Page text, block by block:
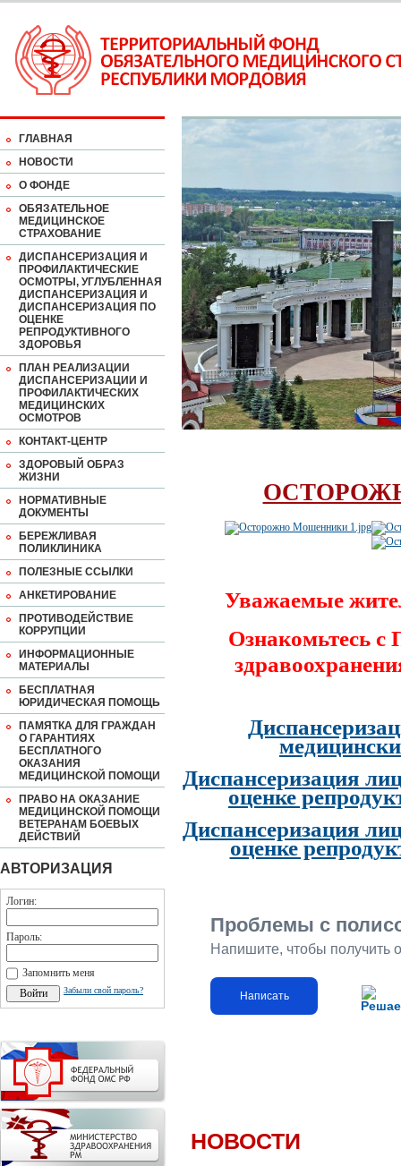
ГЛАВНАЯ
НОВОСТИ
О ФОНДЕ
ОБЯЗАТЕЛЬНОЕ
МЕДИЦИНСКОЕ
СТРАХОВАНИЕ
ДИСПАНСЕРИЗАЦИЯ И
ПРОФИЛАКТИЧЕСКИЕ
ОСМОТРЫ, УГЛУБЛЕННАЯ
ДИСПАНСЕРИЗАЦИЯ И
ДИСПАНСЕРИЗАЦИЯ ПО
ОЦЕНКЕ
РЕПРОДУКТИВНОГО
ЗДОРОВЬЯ
ПЛАН РЕАЛИЗАЦИИ
ДИСПАНСЕРИЗАЦИИ И
ПРОФИЛАКТИЧЕСКИХ
МЕДИЦИНСКИХ
ОСМОТРОВ
КОНТАКТ-ЦЕНТР
ЗДОРОВЫЙ ОБРАЗ
ЖИЗНИ
НОРМАТИВНЫЕ
ДОКУМЕНТЫ
БЕРЕЖЛИВАЯ
ПОЛИКЛИНИКА
ПОЛЕЗНЫЕ ССЫЛКИ
АНКЕТИРОВАНИЕ
ПРОТИВОДЕЙСТВИЕ
КОРРУПЦИИ
ИНФОРМАЦИОННЫЕ
МАТЕРИАЛЫ
БЕСПЛАТНАЯ
ЮРИДИЧЕСКАЯ ПОМОЩЬ
ПАМЯТКА ДЛЯ ГРАЖДАН
О ГАРАНТИЯХ
БЕСПЛАТНОГО
ОКАЗАНИЯ
МЕДИЦИНСКОЙ ПОМОЩИ
ПРАВО НА ОКАЗАНИЕ
МЕДИЦИНСКОЙ ПОМОЩИ
ВЕТЕРАНАМ БОЕВЫХ
ДЕЙСТВИЙ
АВТОРИЗАЦИЯ
Логин:
Пароль:
Запомнить меня
Забыли свой пароль?
Уважаемые
Ознакомьтесь
Диспансеризация
оценке
Диспансеризация
оценке
Проблемы с
Напишите, чтобы получить
Написать
НОВОСТИ